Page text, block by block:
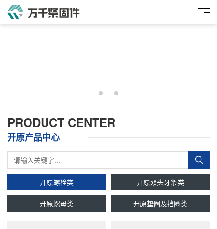
PRODUCT CENTER
开原产品中心
开原螺栓类 开原双头牙条类
开原螺母类 开原垫圈及挡圈类